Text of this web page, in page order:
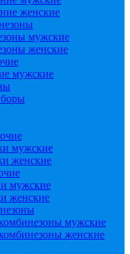
женские
мужские
женские
мужские
мужские
женские
мужские
женские
мужские
женские